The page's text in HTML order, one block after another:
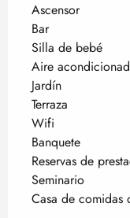
Ascensor
Bar
Silla de bebé
Aire
Jardín
Terraza
Wifi
Banquete
Reservas de
Seminario
Casa de comidas